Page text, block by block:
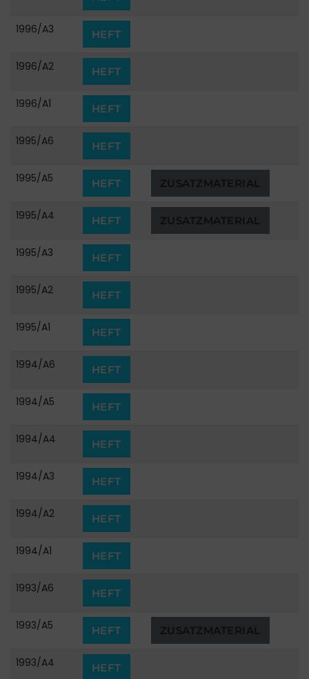
1996/A3 HEFT
1996/A2 HEFT
1996/A1 HEFT
1995/A6 HEFT
1995/A5 HEFT ZUSATZMATERIAL
1995/A4 HEFT ZUSATZMATERIAL
1995/A3 HEFT
1995/A2 HEFT
1995/A1 HEFT
1994/A6 HEFT
1994/A5 HEFT
1994/A4 HEFT
1994/A3 HEFT
1994/A2 HEFT
1994/A1 HEFT
1993/A6 HEFT
1993/A5 HEFT ZUSATZMATERIAL
1993/A4 HEFT